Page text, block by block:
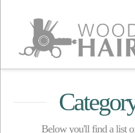
Below you'll find a list